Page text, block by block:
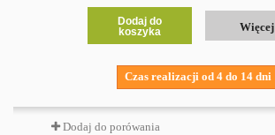
Dodaj do
koszyka
Więcej
Czas realizacji od 4 do 14 dni
Dodaj do porówania